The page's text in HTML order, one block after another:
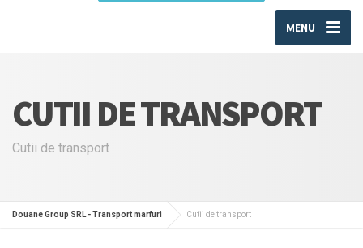
MENU
CUTII DE TRANSPORT
Cutii de transport
Douane Group SRL - Transport marfuri Cutii de transport